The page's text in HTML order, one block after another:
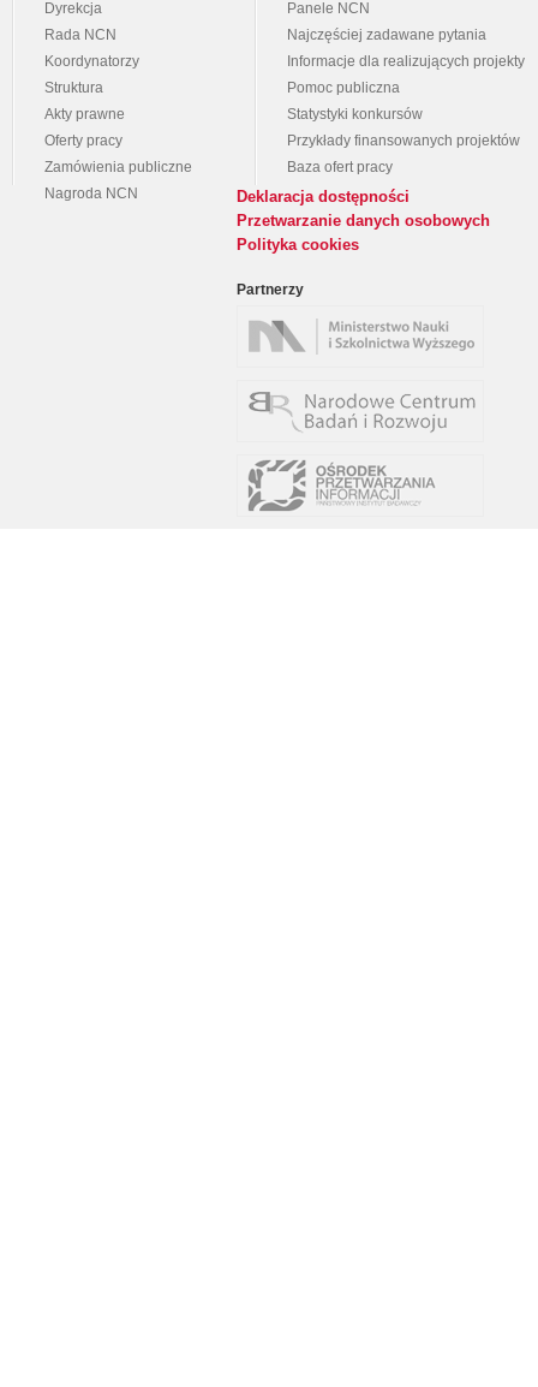
Dyrekcja
Rada NCN
Koordynatorzy
Struktura
Akty prawne
Oferty pracy
Zamówienia publiczne
Nagroda NCN
Panele NCN
Najczęściej zadawane pytania
Informacje dla realizujących projekty
Pomoc publiczna
Statystyki konkursów
Przykłady finansowanych projektów
Baza ofert pracy
Deklaracja dostępności
Przetwarzanie danych osobowych
Polityka cookies
Partnerzy